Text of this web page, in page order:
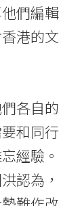
們編輯
港的文
各自的
和同行
經驗。
認為，